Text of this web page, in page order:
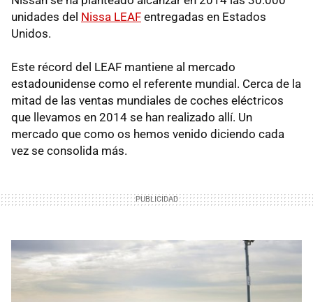
unidades del Nissa LEAF entregadas en Estados
Unidos.
Este récord del LEAF mantiene al mercado
estadounidense como el referente mundial. Cerca de la
mitad de las ventas mundiales de coches eléctricos
que llevamos en 2014 se han realizado allí. Un
mercado que como os hemos venido diciendo cada
vez se consolida más.